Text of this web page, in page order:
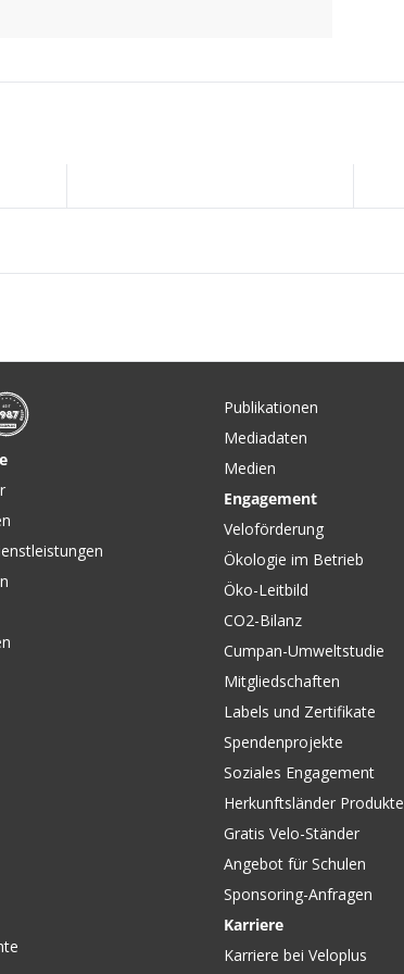
Vollachskupplungen für den
COHO XC Silber von BURLEY
Publikationen
Mediadaten
Medien
Engagement
Veloförderung
Ökologie im Betrieb
Öko-Leitbild
CO2-Bilanz
Cumpan-Umweltstudie
Mitgliedschaften
Labels und Zertifikate
Spendenprojekte
Soziales Engagement
Herkunftsländer Produkte
Gratis Velo-Ständer
Angebot für Schulen
Sponsoring-Anfragen
Karriere
Karriere bei Veloplus